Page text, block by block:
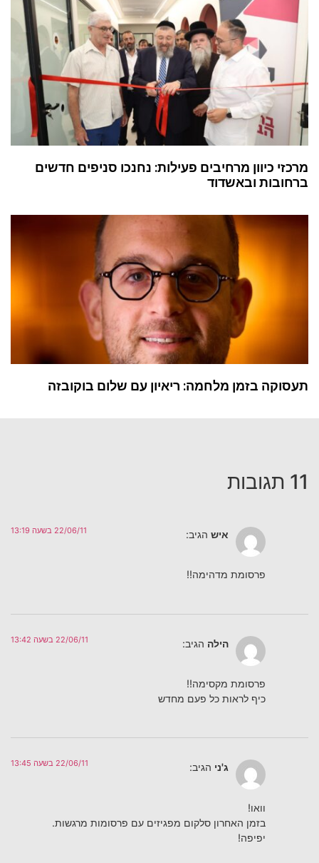
מרכזי כיוון מרחיבים פעילות: נחנכו סניפים חדשים
ברחובות ובאשדוד
תעסוקה בזמן מלחמה: ריאיון עם שלום בוקובזה
11 תגובות
איש הגיב: 22/06/11 בשעה 13:19
פרסומת מדהימה!!
הילה הגיב: 22/06/11 בשעה 13:42
פרסומת מקסימה!!
כיף לראות כל פעם מחדש
ג'ני הגיב: 22/06/11 בשעה 13:45
וואו!
בזמן האחרון סלקום מפגיזים עם פרסומות מרגשות.
יפיפה!